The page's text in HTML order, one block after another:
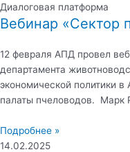
Диалоговая платформа
Вебинар «Сектор
12 февраля АПД провел
департамента
экономической политики
палаты пчеловодов. Марк
Подробнее »
14.02.2025